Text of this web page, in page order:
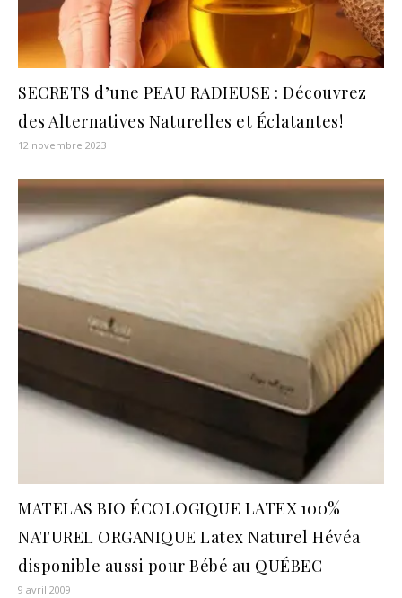
SECRETS d’une PEAU RADIEUSE : Découvrez
des Alternatives Naturelles et Éclatantes!
12 novembre 2023
MATELAS BIO ÉCOLOGIQUE LATEX 100%
NATUREL ORGANIQUE Latex Naturel Hévéa
disponible aussi pour Bébé au QUÉBEC
9 avril 2009